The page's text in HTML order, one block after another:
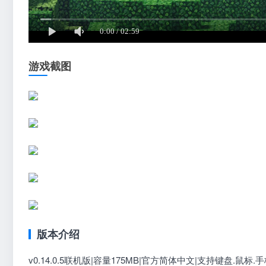
游戏截图
版本介绍
v0.14.0.5联机版|容量175MB|官方简体中文|支持键盘.鼠标.